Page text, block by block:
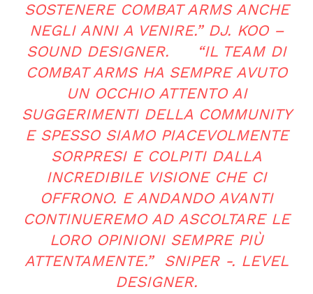
SOSTENERE COMBAT ARMS ANCHE
NEGLI ANNI A VENIRE.” DJ. KOO –
SOUND DESIGNER. “IL TEAM DI
COMBAT ARMS HA SEMPRE AVUTO
UN OCCHIO ATTENTO AI
SUGGERIMENTI DELLA COMMUNITY
E SPESSO SIAMO PIACEVOLMENTE
SORPRESI E COLPITI DALLA
INCREDIBILE VISIONE CHE CI
OFFRONO. E ANDANDO AVANTI
CONTINUEREMO AD ASCOLTARE LE
LORO OPINIONI SEMPRE PIÙ
ATTENTAMENTE.” SNIPER -. LEVEL
DESIGNER.